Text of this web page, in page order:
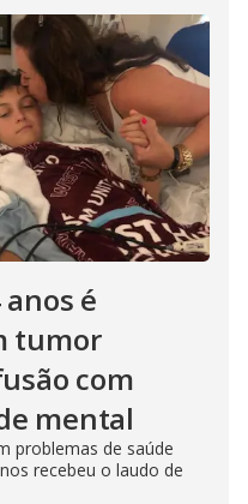
é
tumor
com
mental
problemas de saúde
recebeu o laudo de